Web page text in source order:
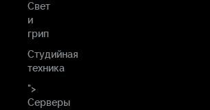
Свет
и
грип
Студийная
техника
">
Серверы